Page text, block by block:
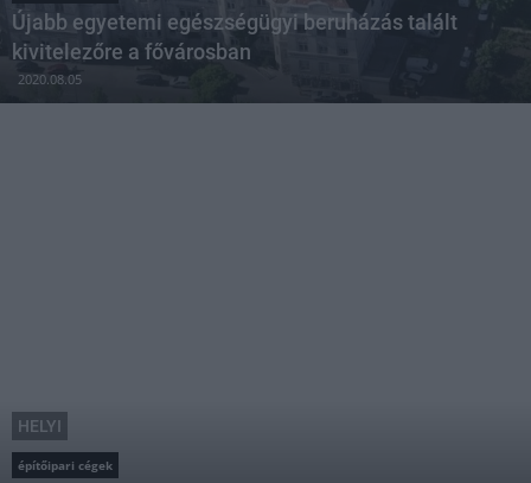
Újabb egyetemi egészségügyi beruházás talált
kivitelezőre a fővárosban
2020.08.05
HELYI
építőipari cégek